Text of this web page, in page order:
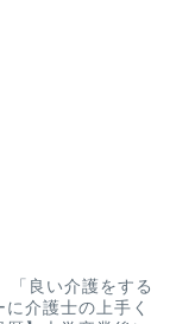
「良い介護をする
介護士の上手く